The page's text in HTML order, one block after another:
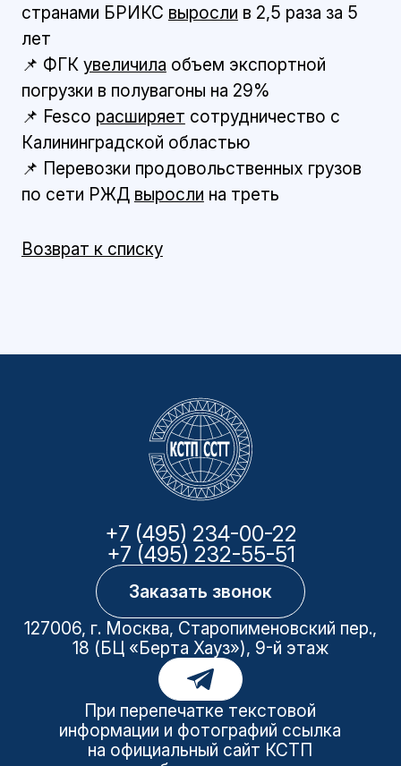
странами БРИКС выросли в 2,5 раза за 5
лет
📌 ФГК увеличила объем экспортной
погрузки в полувагоны на 29%
📌 Fesco расширяет сотрудничество с
Калининградской областью
📌 Перевозки продовольственных грузов
по сети РЖД выросли на треть
Возврат к списку
+7 (495) 234-00-22
+7 (495) 232-55-51
Заказать звонок
127006, г. Москва, Старопименовский пер.,
18 (БЦ «Берта Хауз»), 9-й этаж
При перепечатке текстовой
информации и фотографий ссылка
на официальный сайт КСТП